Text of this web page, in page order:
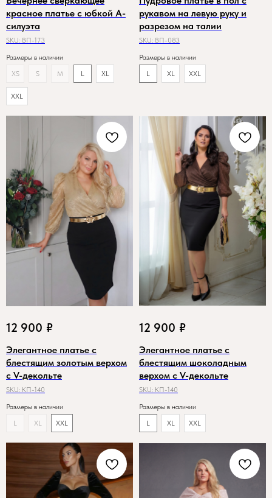
красное платье с юбкой А-
силуэта
SKU: ВП-173
Размеры в наличии
XS
S M L XL
XXL
рукавом на левую руку и
разрезом на талии
SKU: ВП-083
Размеры в наличии
L
XL XXL
12 900 ₽
Элегантное платье с
блестящим золотым верхом
с V-декольте
SKU: КП-140
Размеры в наличии
L
XL XXL
12 900 ₽
Элегантное платье с
блестящим шоколадным
верхом с V-декольте
SKU: КП-140
Размеры в наличии
L
XL XXL